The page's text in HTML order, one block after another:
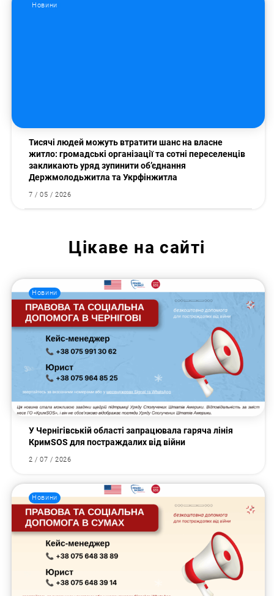
Новини
Тисячі людей можуть втратити шанс на власне
житло: громадські організації та сотні переселенців
закликають уряд зупинити об’єднання
Держмолодьжитла та Укрфінжитла
7 / 05 / 2026
Цікаве на сайті
Новини
У Чернігівській області запрацювала гаряча лінія
КримSOS для постраждалих від війни
2 / 07 / 2026
Новини